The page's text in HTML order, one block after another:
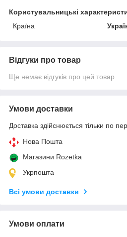
Користувальницькі
Країна
Відгуки про товар
Ще немає відгуків про цей товар
Умови доставки
Доставка здійснюється тільки по
Нова Пошта
Магазини Rozetka
Укрпошта
Всі умови доставки
Умови оплати